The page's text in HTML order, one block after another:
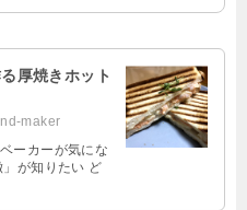
厚焼きホット
maker
ーカーが気にな
が知りたい ど